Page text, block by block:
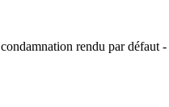
rendu par défaut